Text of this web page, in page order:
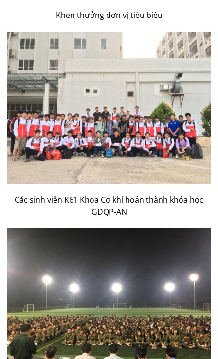
Khen thưởng đơn vị tiêu biểu
Các sinh viên K61 Khoa Cơ khí hoản thành khóa học
GDQP-AN